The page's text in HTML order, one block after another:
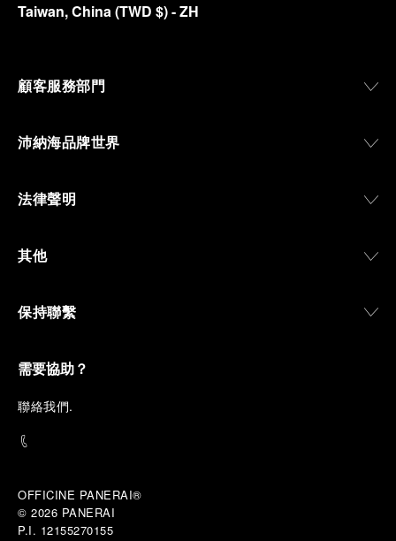
Taiwan, China(TWD $)- ZH
顧客服務部門
沛納海品牌世界
法律聲明
其他
保持聯繫
需要協助？
聯絡我們.
OFFICINE PANERAI®
© 2026 PANERAI
P.I. 12155270155